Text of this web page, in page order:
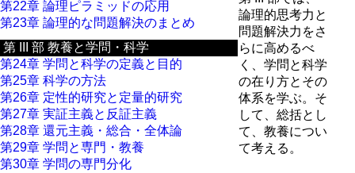
第22章 論理ピラミッドの応用
第23章 論理的な問題解決のまとめ
第 III 部 教養と学問・科学
第24章 学問と科学の定義と目的
第25章 科学の方法
第26章 定性的研究と定量的研究
第27章 実証主義と反証主義
第28章 還元主義・総合・全体論
第29章 学問と専門・教養
第30章 学問の専門分化
論理的思考力と
問題解決力をさ
らに高めるべ
く、学問と科学
の在り方とその
体系を学ぶ。そ
して、総括とし
て、教養につい
て考える。